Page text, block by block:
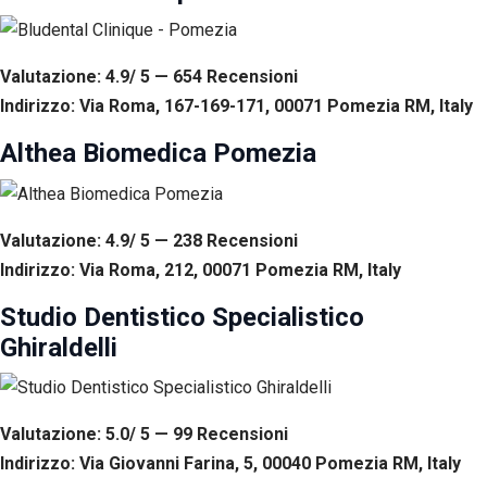
Valutazione: 4.9/ 5 — 654 Recensioni
Indirizzo: Via Roma, 167-169-171, 00071 Pomezia RM, Italy
Althea Biomedica Pomezia
Valutazione: 4.9/ 5 — 238 Recensioni
Indirizzo: Via Roma, 212, 00071 Pomezia RM, Italy
Studio Dentistico Specialistico
Ghiraldelli
Valutazione: 5.0/ 5 — 99 Recensioni
Indirizzo: Via Giovanni Farina, 5, 00040 Pomezia RM, Italy